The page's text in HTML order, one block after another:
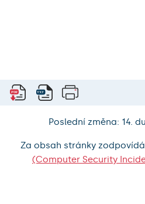
Poslední změna: 14.
Za obsah stránky
(Computer Security